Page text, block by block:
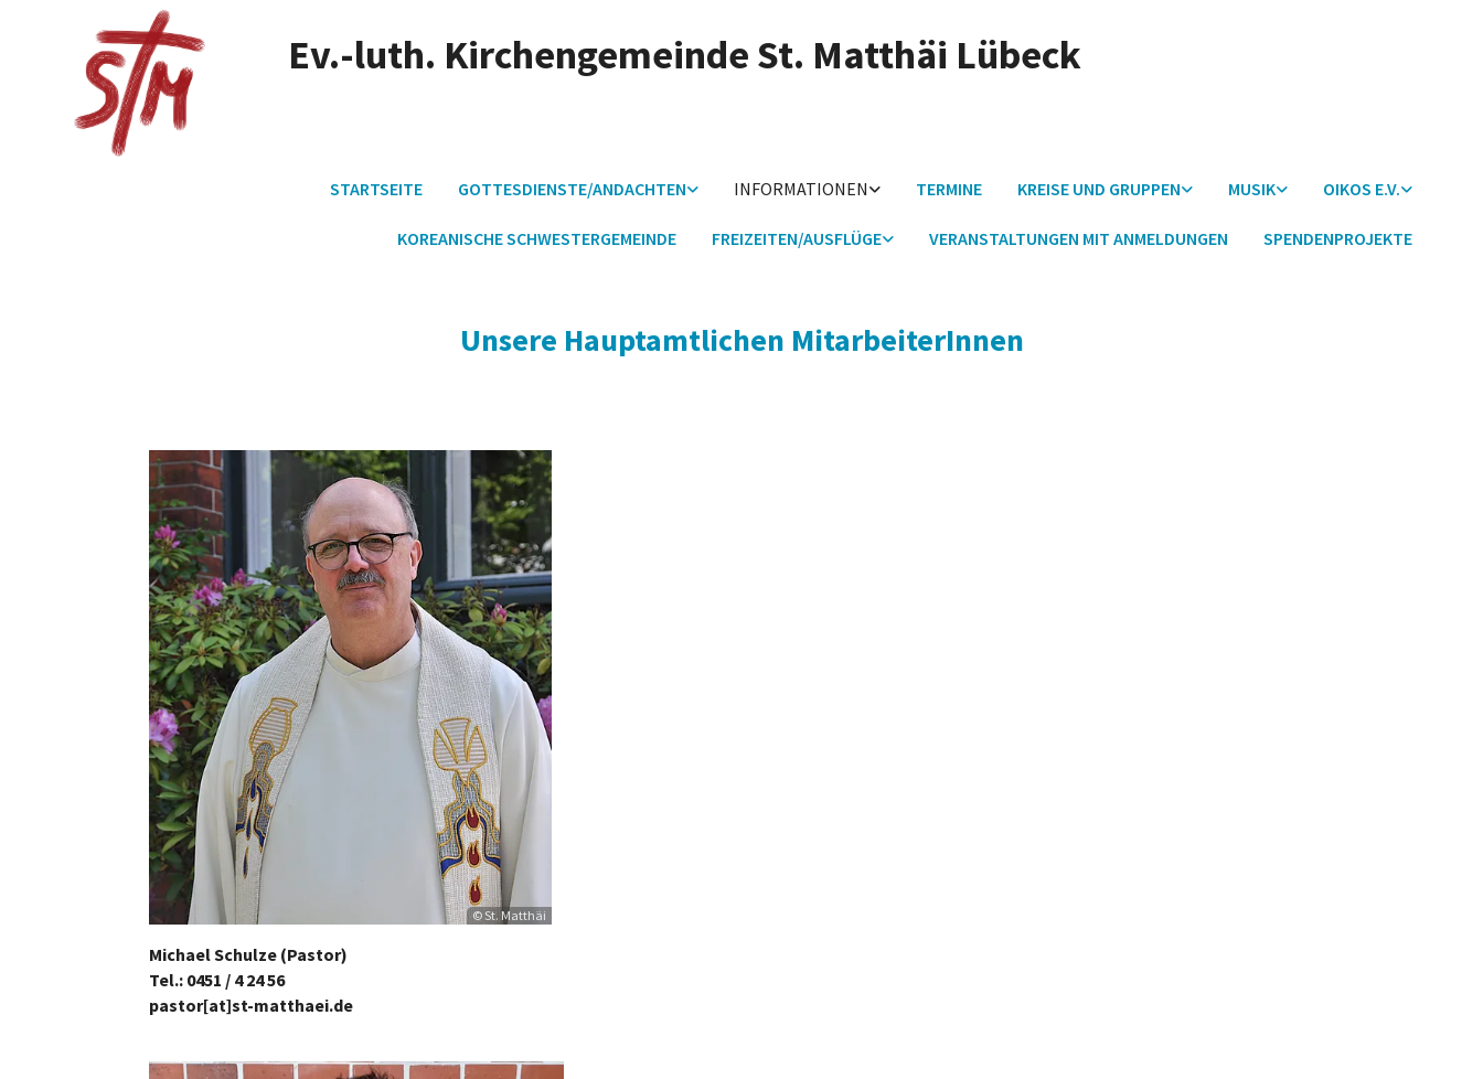
Ev.-luth. Kirchengemeinde St. Matthäi Lübeck
STARTSEITE GOTTESDIENSTE/ANDACHTEN INFORMATIONEN TERMINE KREISE UND GRUPPEN MUSIK OIKOS E.V.
KOREANISCHE SCHWESTERGEMEINDE FREIZEITEN/AUSFLÜGE VERANSTALTUNGEN MIT ANMELDUNGEN SPENDENPROJEKTE
Unsere Hauptamtlichen MitarbeiterInnen
© St. Matthäi
Michael Schulze (Pastor)
Tel.: 0451 / 4 24 56
pastor[at]st-matthaei.de